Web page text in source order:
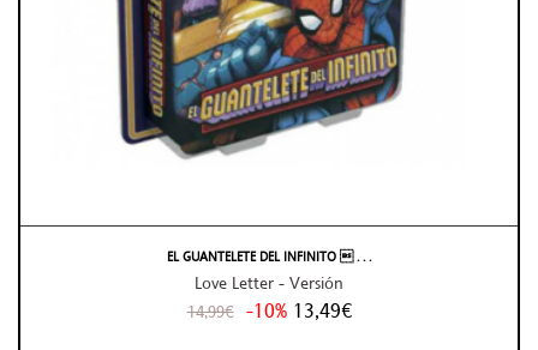
EL GUANTELETE DEL INFINITO  . . .
Love Letter - Versión
14,99€ -10% 13,49€